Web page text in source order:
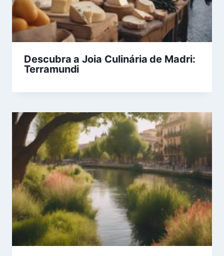
Descubra a Joia Culinária de Madri:
Terramundi